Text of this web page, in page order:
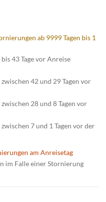
ab 9999 Tagen bis 1
43 Tage vor Anreise
42 und 29 Tagen vor
28 und 8 Tagen vor
7 und 1 Tagen vor der
am Anreisetag
im Falle einer Stornierung